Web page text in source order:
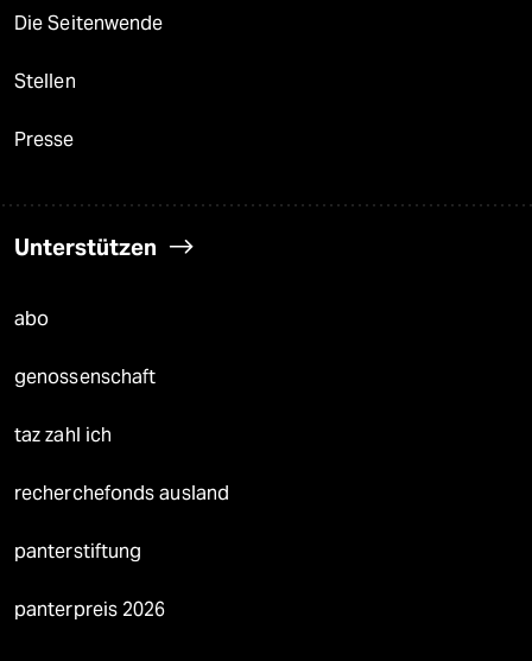
Die Seitenwende
Stellen
Presse
Unterstützen
abo
genossenschaft
taz zahl ich
recherchefonds ausland
panterstiftung
panterpreis 2026